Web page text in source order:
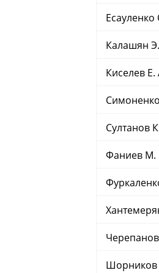
Калашян
Киселев Е.
Султанов
Фаниев М.
Шорников